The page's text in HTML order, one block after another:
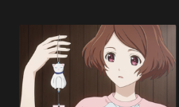
麻菫の紹介で、感情の欠けた少女・
春埼美空と出会う。春埼は、世界を
最大3日前の状態に戻す『リセッ
ト』という能力を持っていた。そし
て、泣いている人を見たらリセット
すると言う。